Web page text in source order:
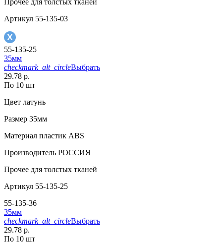
Прочее для толстых тканей
Артикул 55-135-03
55-135-25
35мм
checkmark_alt_circleВыбрать
29.78 р.
По 10 шт
Цвет латунь
Размер 35мм
Материал пластик АВS
Производитель РОССИЯ
Прочее для толстых тканей
Артикул 55-135-25
55-135-36
35мм
checkmark_alt_circleВыбрать
29.78 р.
По 10 шт